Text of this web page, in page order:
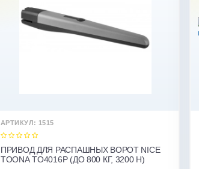
АРТИКУЛ: 1515
ПРИВОД ДЛЯ РАСПАШНЫХ ВОРОТ NICE
TOONA TO4016P (ДО 800 КГ, 3200 Н)